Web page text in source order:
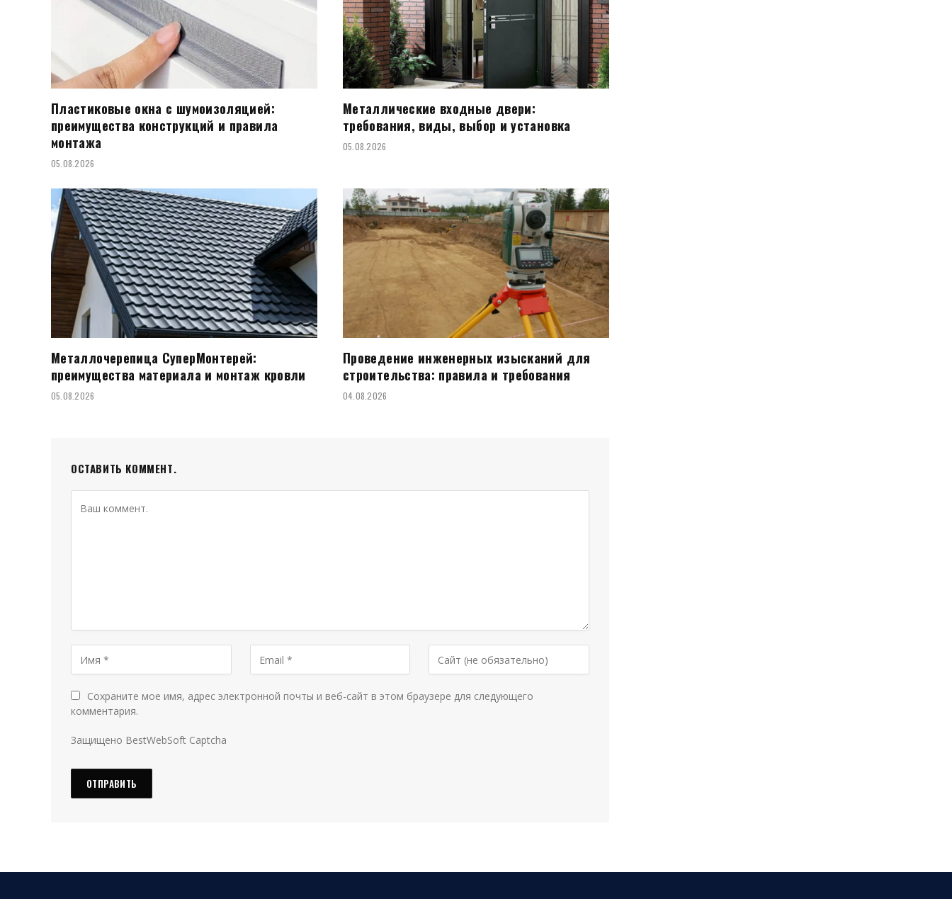
Пластиковые окна с шумоизоляцией:
преимущества конструкций и правила
монтажа
05.08.2026
Металлические входные двери:
требования, виды, выбор и установка
05.08.2026
Металлочерепица СуперМонтерей:
преимущества материала и монтаж кровли
05.08.2026
Проведение инженерных изысканий для
строительства: правила и требования
04.08.2026
ОСТАВИТЬ КОММЕНТ.
Сохраните мое имя, адрес электронной почты и веб-сайт в этом браузере для следующего
комментария.
Защищено BestWebSoft Captcha